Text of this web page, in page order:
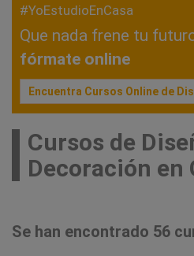
#YoEstudioEnCasa
Que nada frene tu
fórmate online
Encuentra Cursos Online de
Cursos de
Decoración en
Se han encontrado 56